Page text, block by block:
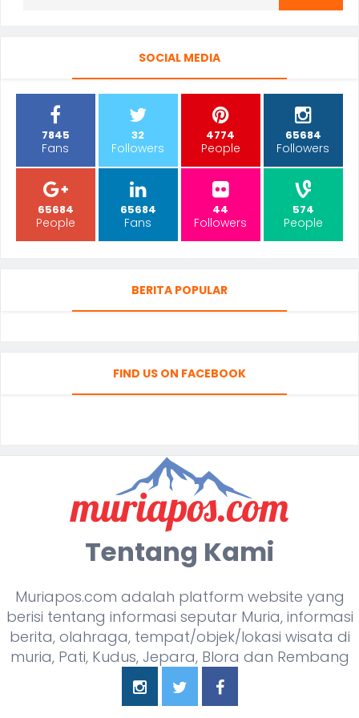
SOCIAL MEDIA
7845
Fans
32
Followers
4774
People
65684
Followers
65684
People
65684
Fans
44
Followers
574
People
BERITA POPULAR
FIND US ON FACEBOOK
Tentang Kami
Muriapos.com adalah platform website yang
berisi tentang informasi seputar Muria, informasi
berita, olahraga, tempat/objek/lokasi wisata di
muria, Pati, Kudus, Jepara, Blora dan Rembang